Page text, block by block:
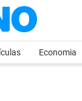
Economia